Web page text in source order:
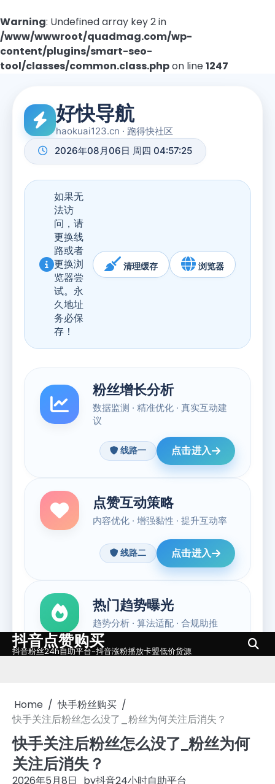
Warning: Undefined array key 2 in
/www/wwwroot/quadmag.com/wp-
content/plugins/smart-seo-
tool/classes/common.class.phpon line1247
Skip
to
抖音点赞购买
抖音粉丝24h自助平台-抖音涨粉播放卡盟低价货源
Home
快手粉丝购买
快手关注后粉丝怎么没了_粉丝为何关注后消失？
快手关注后粉丝怎么没了_粉丝为何
关注后消失？
2026年5月8日 by抖音24小时自助平台